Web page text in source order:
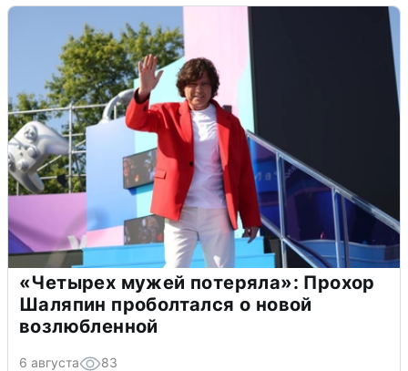
«Четырех мужей потеряла»: Прохор
Шаляпин проболтался о новой
возлюбленной
6 августа 83